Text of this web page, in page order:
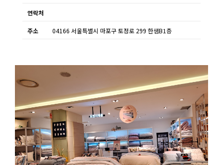
연락처
주소 04166 서울특별시 마포구 토정로 299 한샘B1층